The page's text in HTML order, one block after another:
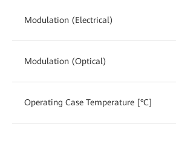
Modulation (Electrical)
Modulation (Optical)
Operating Case Temperature [°C]